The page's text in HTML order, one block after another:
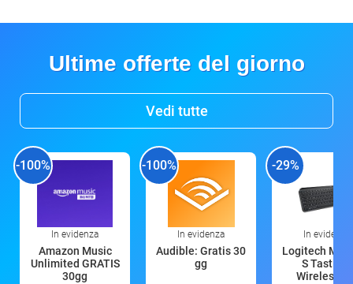
Ultime offerte del giorno
Vedi tutte
-100%
In evidenza
Amazon Music
Unlimited GRATIS
30gg
-100%
In evidenza
Audible: Gratis 30
gg
-29%
In evidenza
Logitech MX
S Tastiera
Wireless